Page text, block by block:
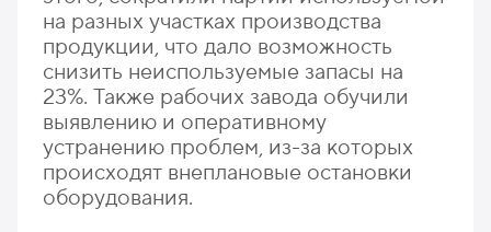
на разных участках производства
продукции, что дало возможность
снизить неиспользуемые запасы на
23%. Также рабочих завода обучили
выявлению и оперативному
устранению проблем, из-за которых
происходят внеплановые остановки
оборудования.